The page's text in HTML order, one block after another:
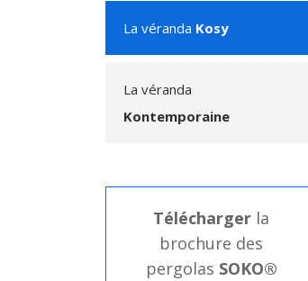
La véranda Kosy
La véranda
Kontemporaine
Télécharger la
brochure des
pergolas SOKO®